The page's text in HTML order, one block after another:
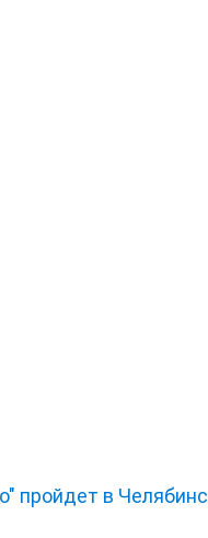
пройдет в